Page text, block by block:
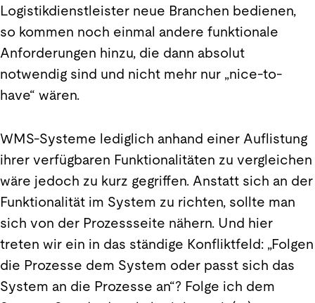
Logistikdienstleister neue Branchen bedienen,
so kommen noch einmal andere funktionale
Anforderungen hinzu, die dann absolut
notwendig sind und nicht mehr nur „nice-to-
have“ wären.
WMS-Systeme lediglich anhand einer Auflistung
ihrer verfügbaren Funktionalitäten zu vergleichen
wäre jedoch zu kurz gegriffen. Anstatt sich an der
Funktionalität im System zu richten, sollte man
sich von der Prozessseite nähern. Und hier
treten wir ein in das ständige Konfliktfeld: „Folgen
die Prozesse dem System oder passt sich das
System an die Prozesse an“? Folge ich dem